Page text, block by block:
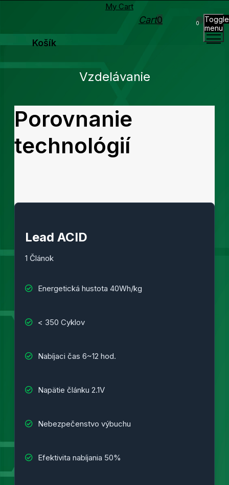
Toggle
menu
0
Košík
Cart0
My Cart
Vzdelávanie
Porovnanie
technológií
Lead ACID
1 Článok
Energetická hustota 40Wh/kg
< 350 Cyklov
Nabíjaci čas 6~12 hod.
Napätie článku 2.1V
Nebezpečenstvo výbuchu
Efektivita nabíjania 50%